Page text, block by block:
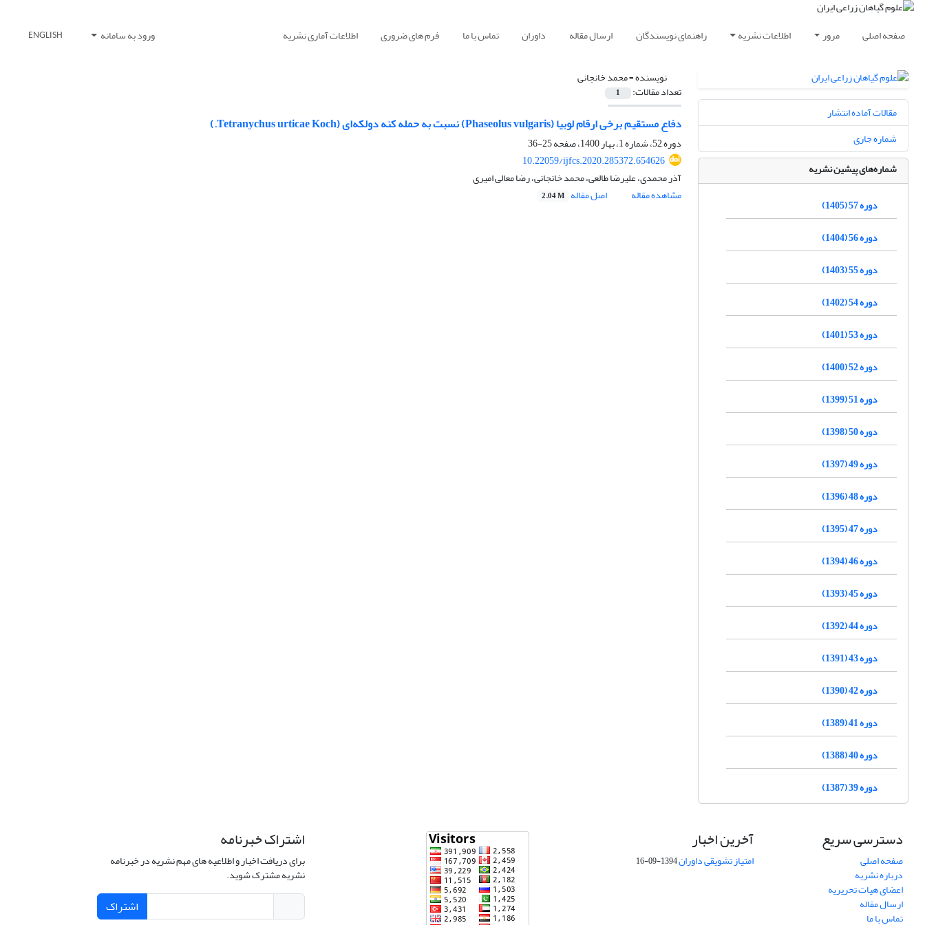
صفحه اصلی مرور اطلاعات نشریه راهنمای نویسندگان ارسال مقاله داوران تماس با ما فرم های ضروری اطلاعات آماری نشریه ورود به سامانه ENGLISH
نویسنده =محمد خانجانی
تعداد مقالات: 1
دفاع مستقیم برخی ارقام لوبیا (Phaseolus vulgaris) نسبت به حمله کنه دو‌لکه‌ای (Tetranychus urticae Koch.)
دوره 52، شماره 1، بهار 1400، صفحه
25-36
10.22059/ijfcs.2020.285372.654626
آذر محمدی، علیرضا طالعی، محمد خانجانی، رضا معالی امیری
مشاهده مقاله
اصل مقاله 2.04 M
مقالات آماده انتشار
شماره جاری
شماره‌های پیشین نشریه
دوره 57 (1405)
دوره 56 (1404)
دوره 55 (1403)
دوره 54 (1402)
دوره 53 (1401)
دوره 52 (1400)
دوره 51 (1399)
دوره 50 (1398)
دوره 49 (1397)
دوره 48 (1396)
دوره 47 (1395)
دوره 46 (1394)
دوره 45 (1393)
دوره 44 (1392)
دوره 43 (1391)
دوره 42 (1390)
دوره 41 (1389)
دوره 40 (1388)
دوره 39 (1387)
دسترسی سریع
صفحه اصلی
درباره نشریه
اعضای هیات تحریریه
ارسال مقاله
تماس با ما
آخرین اخبار
امتیاز تشویقی داوران1394-09-16
اشتراک خبرنامه
برای دریافت اخبار و اطلاعیه های مهم نشریه در خبرنامه
نشریه مشترک شوید.
اشتراک